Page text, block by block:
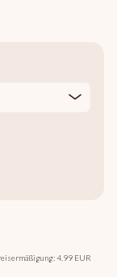
4.99 EUR